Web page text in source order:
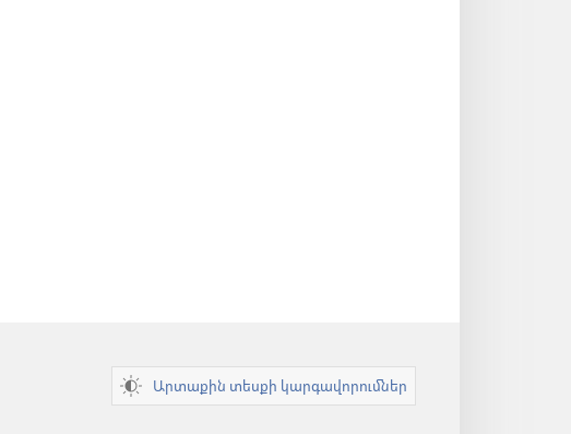
Արտաքին տեսքի կարգավորումներ